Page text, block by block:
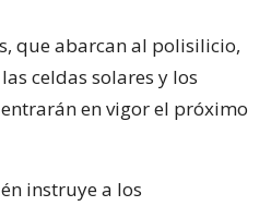
que abarcan al polisilicio,
celdas solares y los
en vigor el próximo
instruye a los